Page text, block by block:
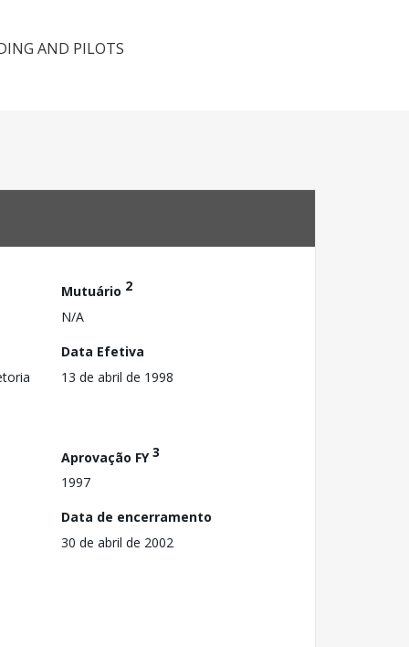
AND PILOTS
Mutuário 2
N/A
Data Efetiva
13 de abril de 1998
Aprovação FY3
1997
Data de encerramento
30 de abril de 2002